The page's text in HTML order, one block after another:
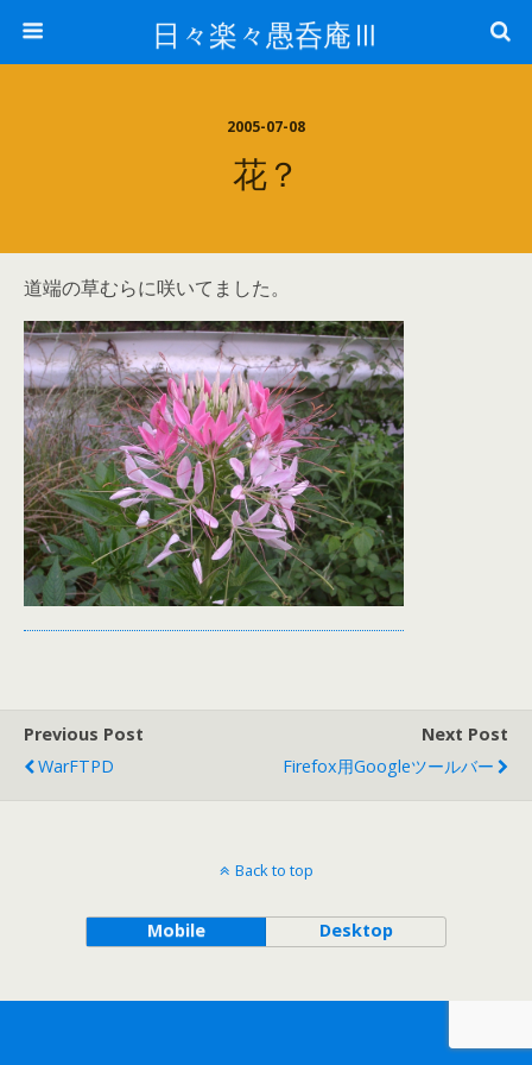
日々楽々愚呑庵Ⅲ
2005-07-08
花？
道端の草むらに咲いてました。
Previous Post
WarFTPD
Next Post
Firefox用Googleツールバー
Back to top
Mobile Desktop